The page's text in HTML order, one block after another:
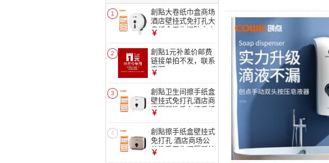
1
創點大卷纸巾盒商场
酒店壁挂式免打孔大
盘纸盒卫生间防水大
色
￥
2
創點1元补差价邮费
链接单拍不发，联系
客服
￥
3
創點卫生间擦手纸盒
壁挂式免打孔酒店商
场厕所洗手台擦手纸
色
￥
4
創點擦手纸盒壁挂式
免打孔 酒店商场公
共洗手卫生间厕所抽
￥